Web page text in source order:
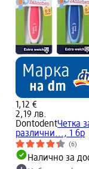
1,12 €
2,19 лв.
DontodentЧетка
различни..., 1 бр
(6)
Налично за